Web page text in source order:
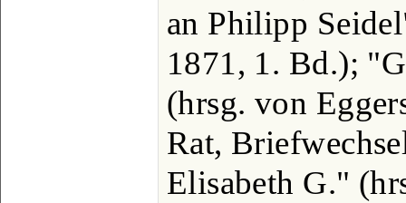
an Philipp
1871, 1. Bd.);
(hrsg. von
Rat,
Elisabeth G."